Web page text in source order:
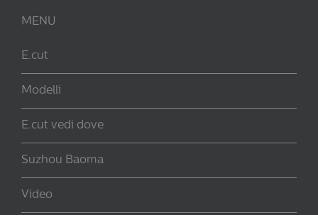
MENU
E.cut
Modelli
E.cut vedi dove
Suzhou Baoma
Video